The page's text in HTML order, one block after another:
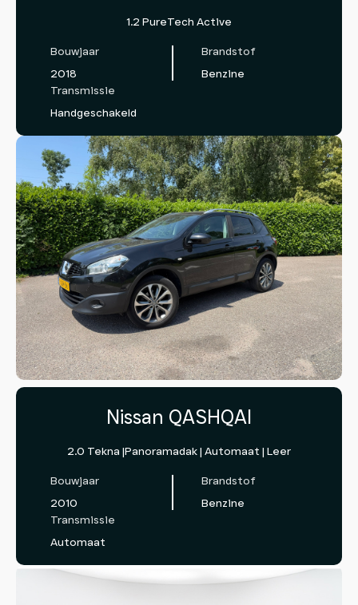
1.2 PureTech Active
Bouwjaar
2018
Brandstof
Benzine
Transmissie
Handgeschakeld
Nissan QASHQAI
2.0 Tekna |Panoramadak | Automaat | Leer
Bouwjaar
2010
Brandstof
Benzine
Transmissie
Automaat